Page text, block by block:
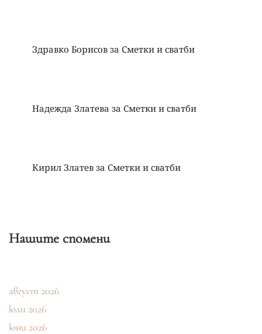
Здравко Борисов за Сметки и сватби
Надежда Златева за Сметки и сватби
Кирил Златев за Сметки и сватби
Нашите спомени
август 2026
юли 2026
юни 2026